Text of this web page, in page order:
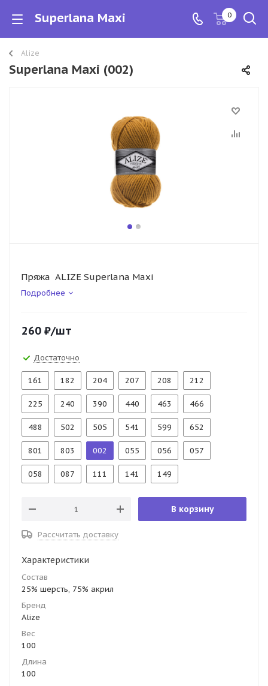
Superlana Maxi 0
Alize
Superlana Maxi (002)
Пряжа ALIZE Superlana Maxi
Подробнее
260 ₽/шт
Достаточно
161 182 204 207 208 212
225 240 390 440 463 466
488 502 505 541 599 652
801 803 002 055 056 057
058 087 111 141 149
В корзину
Рассчитать доставку
Характеристики
Состав
25% шерсть, 75% акрил
Бренд
Alize
Вес
100
Длина
100